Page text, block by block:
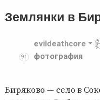
Землянки в
91
evildeathcore
фотография
Биряково — село в